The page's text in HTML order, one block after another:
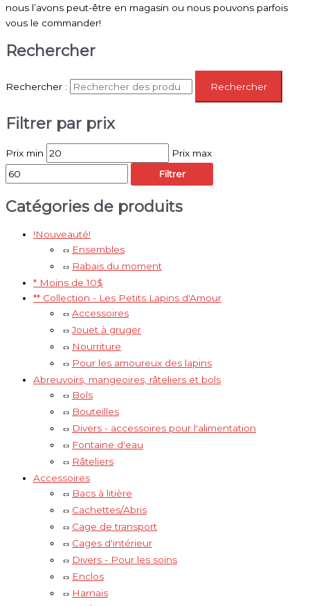
nous l’avons peut-être en magasin ou nous pouvons parfois
vous le commander!
Rechercher
Rechercher : Rechercher
Filtrer par prix
Prix min
Prix max
Filtrer
Catégories de produits
!Nouveauté!
Ensembles
Rabais du moment
* Moins de 10$
** Collection - Les Petits Lapins d'Amour
Accessoires
Jouet à gruger
Nourriture
Pour les amoureux des lapins
Abreuvoirs, mangeoires, râteliers et bols
Bols
Bouteilles
Divers - accessoires pour l'alimentation
Fontaine d'eau
Râteliers
Accessoires
Bacs à litière
Cachettes/Abris
Cage de transport
Cages d'intérieur
Divers - Pour les soins
Enclos
Harnais